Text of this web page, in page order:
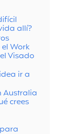
allí?
Work
Visado
ir a
Australia
crees